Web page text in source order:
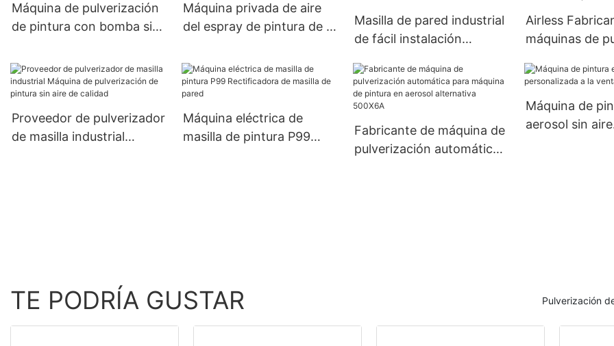
Máquina de pulverización
de pintura con bomba sin
a la venta 6000B
Máquina privada de aire
del espray de pintura de la
pared para 6000T interior
y al aire libre
Masilla de pared industrial
de fácil instalación
aire Gasolina/Máquina
eléctrica/de combustible
diésel 6833
Airless
máquinas de
Máquina
presión
Proveedor de pulverizador
de masilla industrial
Máquina eléctrica de
masilla de pintura P99
Fabricante de máquina de
pulverización automática
Máquina de
aerosol sin aire
TE PODRÍA GUSTAR Pulverización